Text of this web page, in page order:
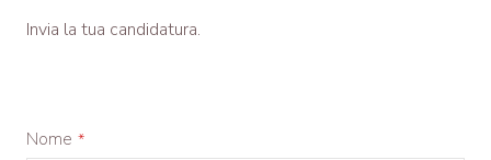
Invia la tua candidatura.
Nome *